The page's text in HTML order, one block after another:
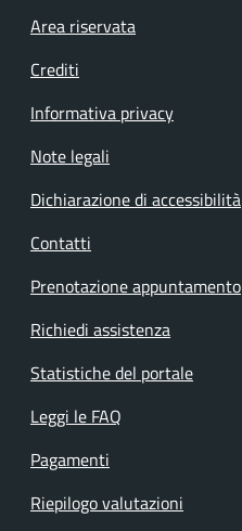
Footer menu
Area riservata
Crediti
Informativa privacy
Note legali
Dichiarazione di accessibilità
Contatti
Prenotazione appuntamento
Richiedi assistenza
Statistiche del portale
Leggi le FAQ
Pagamenti
Riepilogo valutazioni